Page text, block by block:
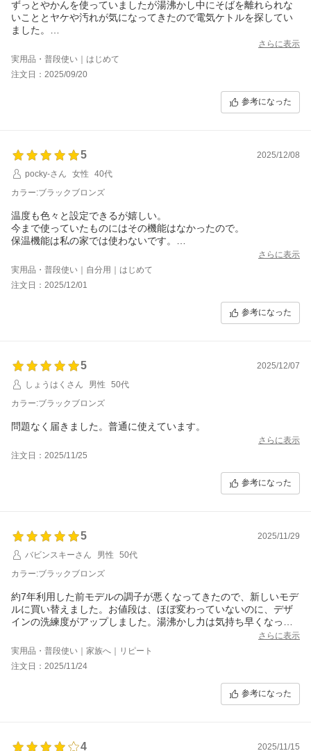
ずっとやかんを使っていましたが湯沸かし中にそばを離れられな
いこととヤケや汚れが気になってきたので電気ケトルを探してい
ました。
お手頃価格はもちろんですが、ベージュ+グレー系の我が家のキッ
チンに合う珍しい色味と、コーヒーを淹れるのに重宝する温度設
定機能と細い注ぎ口が決め手となり購入しましたが、大変満足し
ています。
ガスコンロから離しておけるので汚れることもなくお手入れの面
でもこれまでのやかんと比べると格段に楽になりました。
さらに表示
実用品・普段使い｜はじめて
注文日：2025/09/20
参考になった
5
2025/12/08
pocky-さん
女性
40代
カラー:ブラックブロンズ
温度も色々と設定できるが嬉しい。
今まで使っていたものにはその機能はなかったので。
保温機能は私の家では使わないです。
毎日使うものではあるものの1日に2、3回なので保温しておくより
その都度沸かした方がいいので。
もっと使う頻度が高い人や少しでも沸かす時間を待つのがイヤと
いう人には大切な機能ですね。
さらに表示
実用品・普段使い｜自分用｜はじめて
注文日：2025/12/01
参考になった
5
2025/12/07
しょうはくさん
男性
50代
カラー:ブラックブロンズ
問題なく届きました。普通に使えています。
さらに表示
注文日：2025/11/25
参考になった
5
2025/11/29
バビンスキーさん
男性
50代
カラー:ブラックブロンズ
約7年利用した前モデルの調子が悪くなってきたので、新しいモデ
ルに買い替えました。お値段は、ほぼ変わっていないのに、デザ
インの洗練度がアップしました。湯沸かし力は気持ち早くなった
かな程度。温度調節機能は必須で、ドリップコーヒータイムの満
足度が上がりました。長持ちして欲しいと思います。良い品で
す。
さらに表示
実用品・普段使い｜家族へ｜リピート
注文日：2025/11/24
参考になった
4
2025/11/15